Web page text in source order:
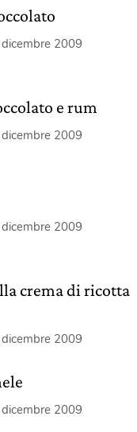
2009
e rum
2009
2009
crema di ricotta
2009
2009